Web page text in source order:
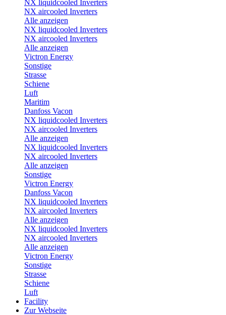
NX liquidcooled Inverters
NX aircooled Inverters
Alle anzeigen
NX liquidcooled Inverters
NX aircooled Inverters
Alle anzeigen
Victron Energy
Sonstige
Strasse
Schiene
Luft
Maritim
Danfoss Vacon
NX liquidcooled Inverters
NX aircooled Inverters
Alle anzeigen
NX liquidcooled Inverters
NX aircooled Inverters
Alle anzeigen
Sonstige
Victron Energy
Danfoss Vacon
NX liquidcooled Inverters
NX aircooled Inverters
Alle anzeigen
NX liquidcooled Inverters
NX aircooled Inverters
Alle anzeigen
Victron Energy
Sonstige
Strasse
Schiene
Luft
Facility
Zur Webseite